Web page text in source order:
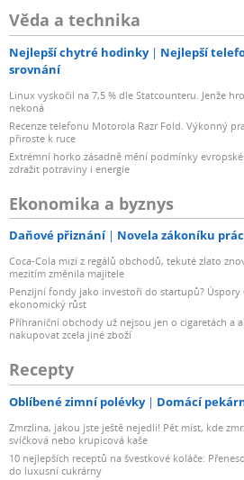
Věda a technika
Nejlepší chytré hodinky Nejlepší
srovnání
Linux vyskočil na 7,5 % dle Statcounteru. Jenže
nekoná
Recenze telefonu Motorola Razr Fold. Výkonný
přiroste k ruce
Extrémní horko zásadně mění podmínky
zdražit potraviny i energie
Ekonomika a byznys
Daňové přiznání Novela zákoníku
Coca-Cola mizí z regálů obchodů, tekuté zlato
mezitím změnila majitele
Penzijní fondy jako investoři do startupů?
ekonomický růst
Příhraniční obchody už nejsou jen o cigaretách a
nakupovat zcela jiné zboží
Recepty
Oblíbené zimní polévky Domácí
Zmrzlina, jakou jste ještě nejedli! Pět míst, kde
svíčková nebo krupicová kaše
10 nejlepších receptů na švestkové koláče:
do luxusní cukrárny